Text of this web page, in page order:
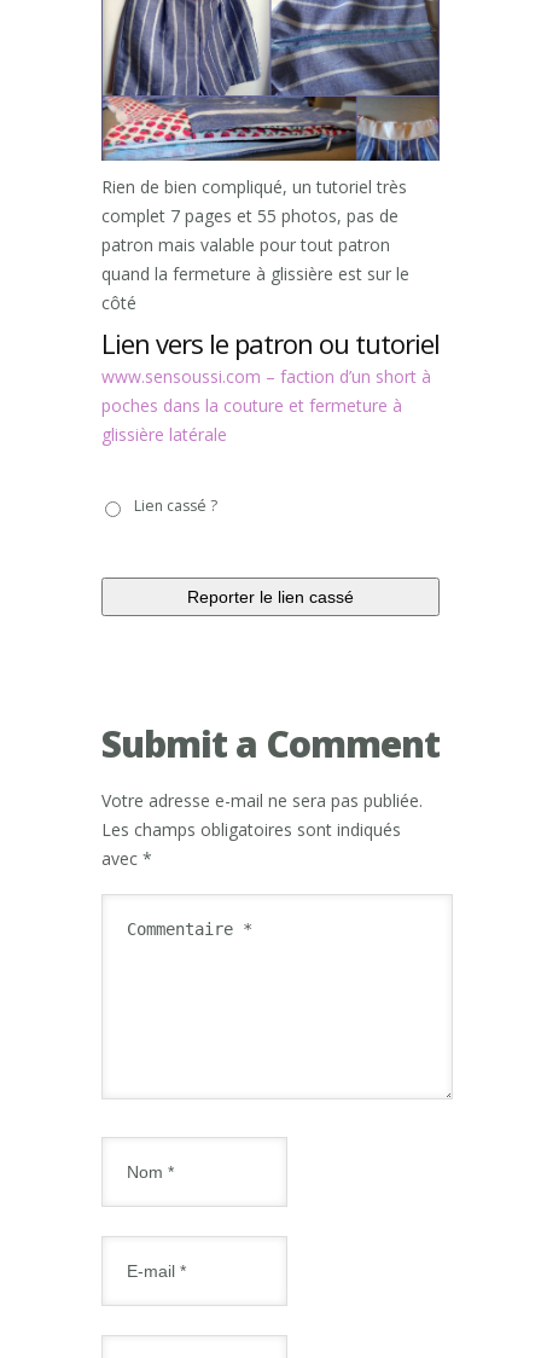
Rien de bien compliqué, un tutoriel très
complet 7 pages et 55 photos, pas de
patron mais valable pour tout patron
quand la fermeture à glissière est sur le
côté
Lien vers le patron ou tutoriel
www.sensoussi.com – faction d’un short à
poches dans la couture et fermeture à
glissière latérale
casséLien cassé ?
Submit a Comment
Votre adresse e-mail ne sera pas publiée.
Les champs obligatoires sont indiqués
avec *